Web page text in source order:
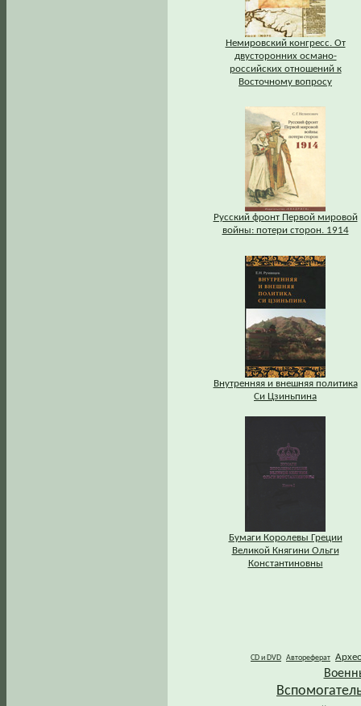
Немировский конгресс. От
двусторонних османо-
российских отношений к
Восточному вопросу
Русский фронт Первой мировой
войны: потери сторон. 1914
Внутренняя и внешняя политика
Си Цзиньпина
Бумаги Королевы Греции
Великой Княгини Ольги
Константиновны
CD и DVD Автореферат